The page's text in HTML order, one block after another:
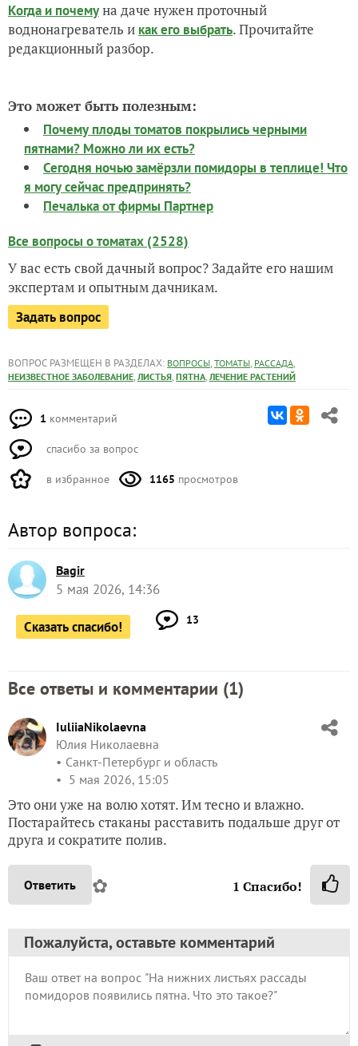
Когда и почемуна даче нужен проточный
воднонагреватель и как его выбрать. Прочитайте
редакционный разбор.
Это может быть полезным:
Почему плоды томатов покрылись черными
пятнами? Можно ли их есть?
Сегодня ночью замёрзли помидоры в теплице! Что
я могу сейчас предпринять?
Печалька от фирмы Партнер
Все вопросы о томатах (2528)
У вас есть свой дачный вопрос? Задайте его нашим
экспертам и опытным дачникам.
Задать вопрос
ВОПРОС РАЗМЕЩЕН В РАЗДЕЛАХ: ВОПРОСЫ, ТОМАТЫ, РАССАДА,
НЕИЗВЕСТНОЕ ЗАБОЛЕВАНИЕ, ЛИСТЬЯ, ПЯТНА, ЛЕЧЕНИЕ РАСТЕНИЙ
1 комментарий
спасибо за вопрос
в избранное 1165 просмотров
Автор вопроса:
Bagir
5 мая 2026, 14:36
Сказать спасибо! 13
Все ответы и комментарии (1)
IuliiaNikolaevna
Юлия Николаевна
Санкт-Петербург и область
5 мая 2026, 15:05
Это они уже на волю хотят. Им тесно и влажно.
Постарайтесь стаканы расставить подальше друг от
друга и сократите полив.
Ответить ✿ 1 Спасибо!
Пожалуйста, оставьте комментарий